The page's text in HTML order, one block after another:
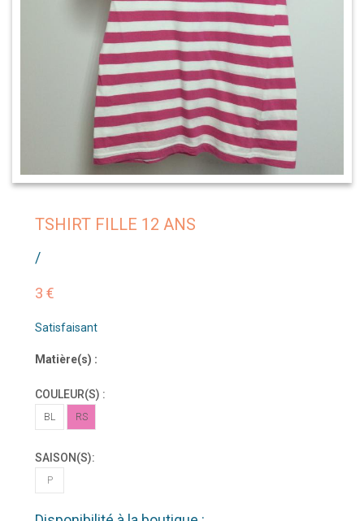
TSHIRT FILLE 12 ANS
/
3 €
Satisfaisant
Matière(s) :
COULEUR(S) :
BL RS
SAISON(S):
P